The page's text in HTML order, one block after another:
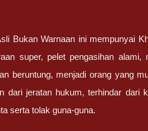
Bukan Warnaan ini mempunyai
super, pelet pengasihan alami,
beruntung, menjadi orang yang
dari jeratan hukum, terhindar dari
serta tolak guna-guna.